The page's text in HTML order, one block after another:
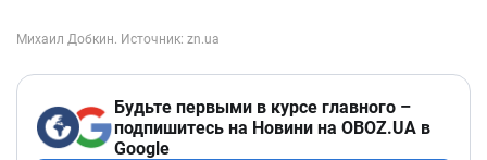
Будьте первыми в курсе главного –
подпишитесь на Новини на OBOZ.UA в
Google